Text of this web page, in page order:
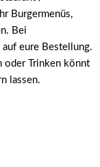
Burgermenüs,
Bei
eure Bestellung.
oder Trinken könnt
lassen.